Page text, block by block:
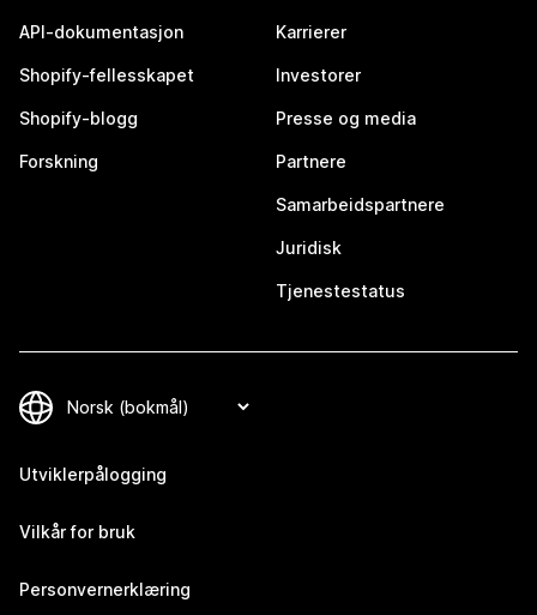
API-dokumentasjon
Shopify-fellesskapet
Shopify-blogg
Forskning
Karrierer
Investorer
Presse og media
Partnere
Samarbeidspartnere
Juridisk
Tjenestestatus
Utviklerpålogging
Vilkår for bruk
Personvernerklæring